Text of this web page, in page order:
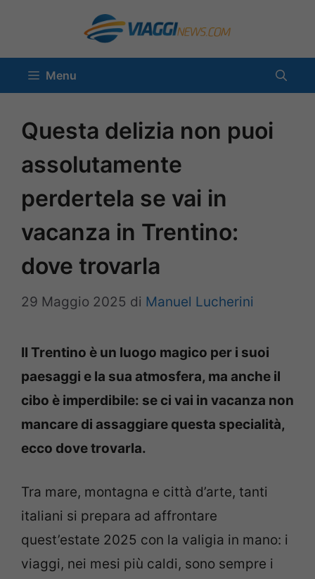
contenuto
Menu
Questa delizia non puoi
assolutamente
perdertela se vai in
vacanza in Trentino:
dove trovarla
29 Maggio 2025 di Manuel Lucherini
Il Trentino è un luogo magico per i suoi
paesaggi e la sua atmosfera, ma anche il
cibo è imperdibile: se ci vai in vacanza non
mancare di assaggiare questa specialità,
ecco dove trovarla.
Tra mare, montagna e città d’arte, tanti
italiani si prepara ad affrontare
quest’estate 2025 con la valigia in mano: i
viaggi, nei mesi più caldi, sono sempre i